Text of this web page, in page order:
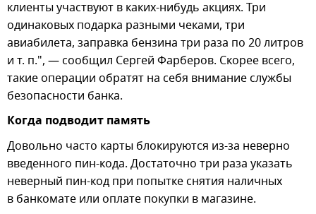
клиенты участвуют в каких-нибудь акциях. Три
одинаковых подарка разными чеками, три
авиабилета, заправка бензина три раза по 20 литров
и т. п.", — сообщил Сергей Фарберов. Скорее всего,
такие операции обратят на себя внимание службы
безопасности банка.
Когда подводит память
Довольно часто карты блокируются из-за неверно
введенного пин-кода. Достаточно три раза указать
неверный пин-код при попытке снятия наличных
в банкомате или оплате покупки в магазине.